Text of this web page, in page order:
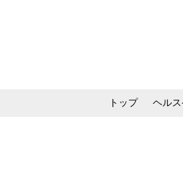
トップ ヘル